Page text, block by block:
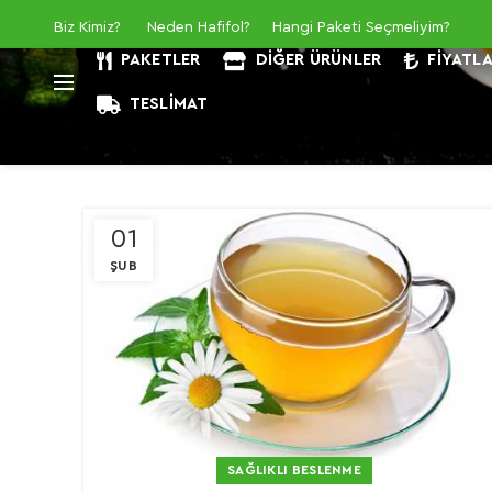
Biz Kimiz? Neden Hafifol? Hangi Paketi Seçmeliyim?
PAKETLER DIĞER ÜRÜNLER
TESLIMAT
01
ŞUB
SAĞLIKLI BESLENME